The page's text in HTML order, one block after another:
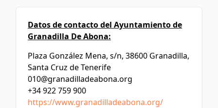
Datos de contacto del Ayuntamiento de
Granadilla De Abona:
Plaza González Mena, s/n, 38600 Granadilla,
Santa Cruz de Tenerife
010@granadilladeabona.org
+34 922 759 900
https://www.granadilladeabona.org/